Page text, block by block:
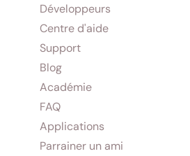
Développeurs
Centre d'aide
Support
Blog
Académie
FAQ
Applications
Parrainer un ami